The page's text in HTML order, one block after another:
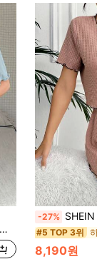
-27% SHEIN 여성
#5 TOP 3위
8,190원